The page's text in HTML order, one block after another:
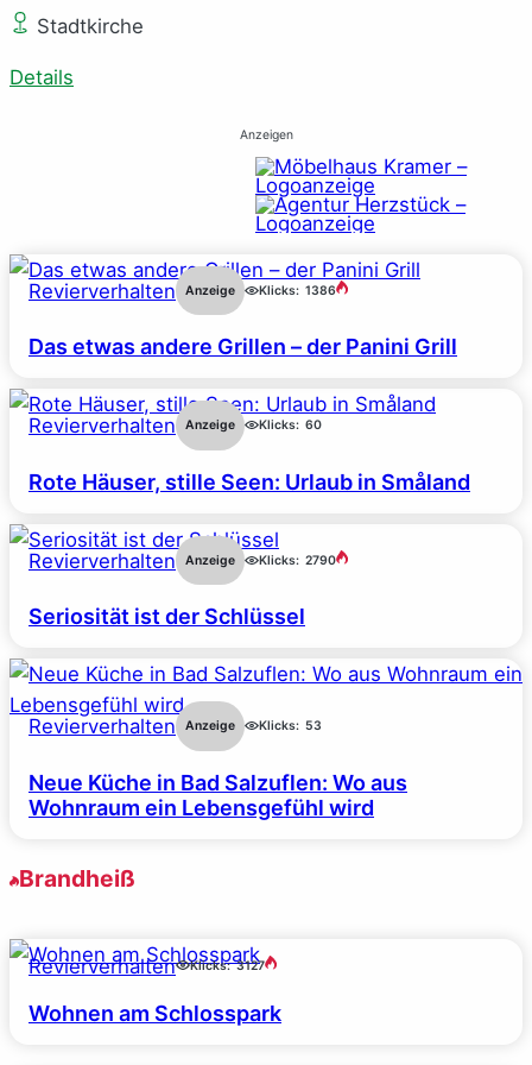
Stadtkirche
Details
Anzeigen
Revierverhalten Anzeige Klicks: 1386
Das etwas andere Grillen – der Panini Grill
Revierverhalten Anzeige Klicks: 60
Rote Häuser, stille Seen: Urlaub in Småland
Revierverhalten Anzeige Klicks: 2790
Seriosität ist der Schlüssel
Revierverhalten Anzeige Klicks: 53
Neue Küche in Bad Salzuflen: Wo aus
Wohnraum ein Lebensgefühl wird
Brandheiß
Revierverhalten Klicks: 3127
Wohnen am Schlosspark